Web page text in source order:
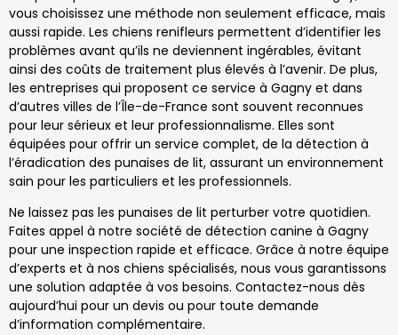
vous choisissez une méthode non seulement efficace, mais
aussi rapide. Les chiens renifleurs permettent d’identifier les
problèmes avant qu’ils ne deviennent ingérables, évitant
ainsi des coûts de traitement plus élevés à l’avenir. De plus,
les entreprises qui proposent ce service à Gagny et dans
d’autres villes de l’Île-de-France sont souvent reconnues
pour leur sérieux et leur professionnalisme. Elles sont
équipées pour offrir un service complet, de la détection à
l’éradication des punaises de lit, assurant un environnement
sain pour les particuliers et les professionnels.
Ne laissez pas les punaises de lit perturber votre quotidien.
Faites appel à notre société de détection canine à Gagny
pour une inspection rapide et efficace. Grâce à notre équipe
d’experts et à nos chiens spécialisés, nous vous garantissons
une solution adaptée à vos besoins. Contactez-nous dès
aujourd’hui pour un devis ou pour toute demande
d’information complémentaire.